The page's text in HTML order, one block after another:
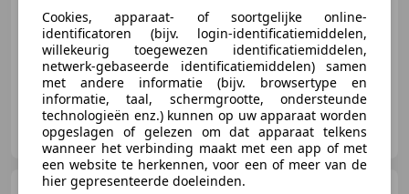
06/2015 87.999 km Benzine
74 kW (101 PK)
M. Van der Weele Auto's
NL-7351 AW HOENDERLOO
Cookies, apparaat- of soortgelijke online-
identificatoren (bijv. login-identificatiemiddelen,
willekeurig toegewezen identificatiemiddelen,
netwerk-gebaseerde identificatiemiddelen) samen
met andere informatie (bijv. browsertype en
informatie, taal, schermgrootte, ondersteunde
technologieën enz.) kunnen op uw apparaat worden
opgeslagen of gelezen om dat apparaat telkens
wanneer het verbinding maakt met een app of met
een website te herkennen, voor een of meer van de
hier gepresenteerde doeleinden.